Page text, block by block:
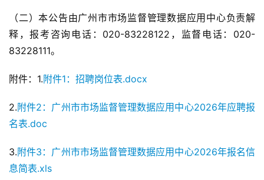
（二）本公告由广州市市场监督管理数据应用中心负责解
释，报考咨询电话：020-83228122，监督电话：020-
83228111。
附件：1.附件1：招聘岗位表.docx
2.附件2：广州市市场监督管理数据应用中心2026年应聘报
名表.doc
3.附件3：广州市市场监督管理数据应用中心2026年报名信
息简表.xls